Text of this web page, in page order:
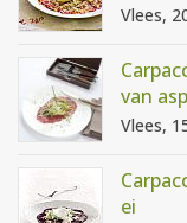
Vlees,
van
Vlees,
ei